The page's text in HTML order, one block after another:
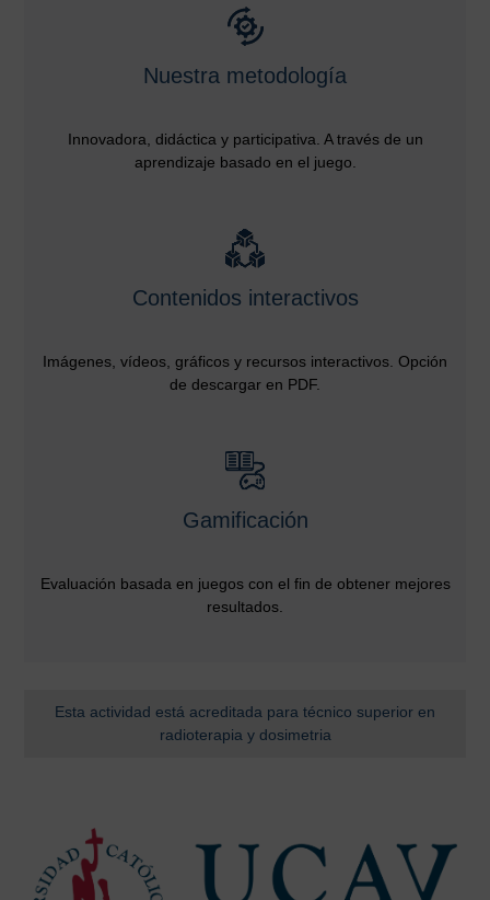
Nuestra metodología
Innovadora, didáctica y participativa. A través de un
aprendizaje basado en el juego.
Contenidos interactivos
Imágenes, vídeos, gráficos y recursos interactivos. Opción
de descargar en PDF.
Gamificación
Evaluación basada en juegos con el fin de obtener mejores
resultados.
Esta actividad está acreditada para técnico superior en
radioterapia y dosimetria